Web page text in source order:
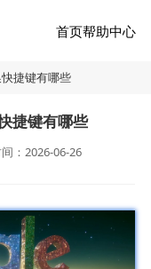
首页帮助中心
捷键有哪些
捷键有哪些
：2026-06-26